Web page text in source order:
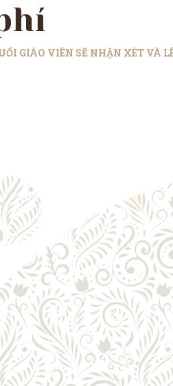
GIÁO VIÊN SẼ NHẬN XÉT VÀ